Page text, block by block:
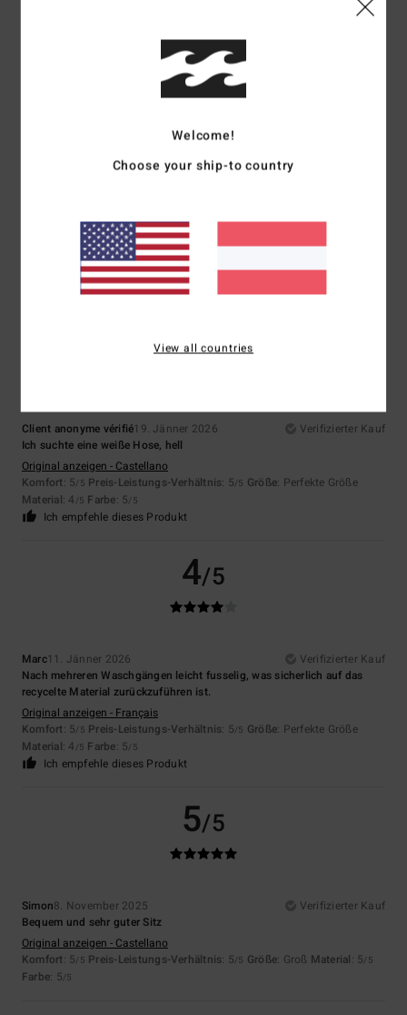
seit November 2025
Preis-Leistungs-Verhältnis
Zu groß
4.3
Farbe
5/5
Client anonyme vérifié19. Jänner 2026
Verifizierter Kauf
Ich suchte eine weiße Hose, hell
Original anzeigen - Castellano
Komfort: 5/5 Preis-Leistungs-Verhältnis: 5/5 Größe: Perfekte Größe
Material: 4 /5 Farbe: 5/5
Ich empfehle dieses Produkt
4/5
Marc11. Jänner 2026
Verifizierter Kauf
Nach mehreren Waschgängen leicht fusselig, was sicherlich auf das
recycelte Material zurückzuführen ist.
Original anzeigen - Français
Komfort: 5/5 Preis-Leistungs-Verhältnis: 5/5 Größe: Perfekte Größe
Material: 4 /5 Farbe: 5/5
Ich empfehle dieses Produkt
5/5
Simon8. November 2025
Verifizierter Kauf
Bequem und sehr guter Sitz
Original anzeigen - Castellano
Komfort: 5/5 Preis-Leistungs-Verhältnis: 5/5 Größe: Groß Material: 5/5
Farbe: 5/5
Welcome!
Choose your ship-to country
View all countries